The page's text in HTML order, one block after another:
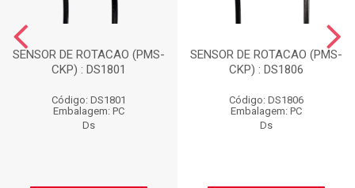
SENSOR DE ROTACAO (PMS-
CKP) : DS1801
Código: DS1801
Embalagem: PC
Ds
SENSOR DE ROTACAO (PMS-
CKP) : DS1806
Código: DS1806
Embalagem: PC
Ds